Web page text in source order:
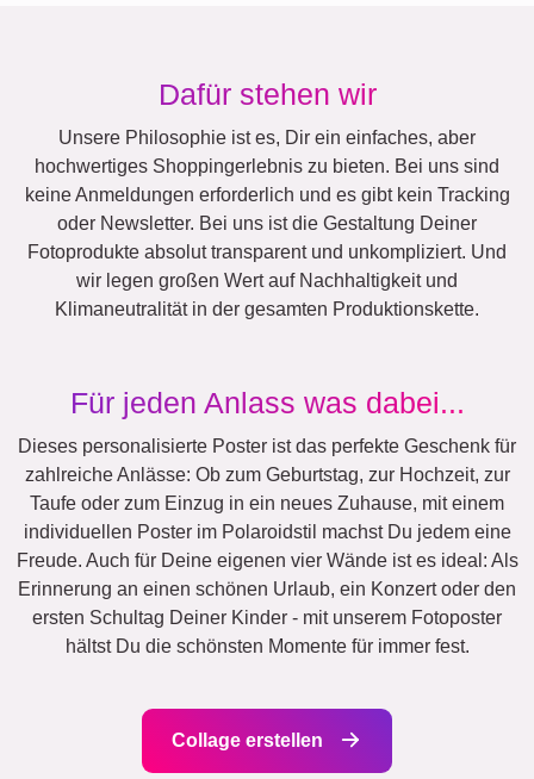
Dafür stehen wir
Unsere Philosophie ist es, Dir ein einfaches, aber
hochwertiges Shoppingerlebnis zu bieten. Bei uns sind
keine Anmeldungen erforderlich und es gibt kein Tracking
oder Newsletter. Bei uns ist die Gestaltung Deiner
Fotoprodukte absolut transparent und unkompliziert. Und
wir legen großen Wert auf Nachhaltigkeit und
Klimaneutralität in der gesamten Produktionskette.
Für jeden Anlass was dabei...
Dieses personalisierte Poster ist das perfekte Geschenk für
zahlreiche Anlässe: Ob zum Geburtstag, zur Hochzeit, zur
Taufe oder zum Einzug in ein neues Zuhause, mit einem
individuellen Poster im Polaroidstil machst Du jedem eine
Freude. Auch für Deine eigenen vier Wände ist es ideal: Als
Erinnerung an einen schönen Urlaub, ein Konzert oder den
ersten Schultag Deiner Kinder - mit unserem Fotoposter
hältst Du die schönsten Momente für immer fest.
Collage erstellen